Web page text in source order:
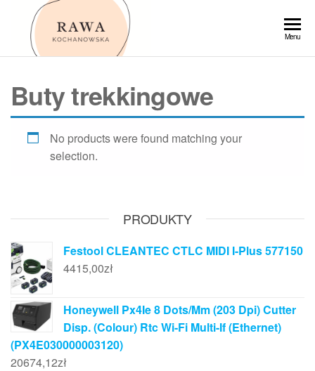
Przejdź
Menu
Buty trekkingowe
No products were found matching your
selection.
PRODUKTY
Festool CLEANTEC CTLC MIDI I-Plus 577150
4415,00zł
Honeywell Px4Ie 8 Dots/Mm (203 Dpi) Cutter
Disp. (Colour) Rtc Wi-Fi Multi-If (Ethernet)
(PX4E030000003120)
20674,12zł